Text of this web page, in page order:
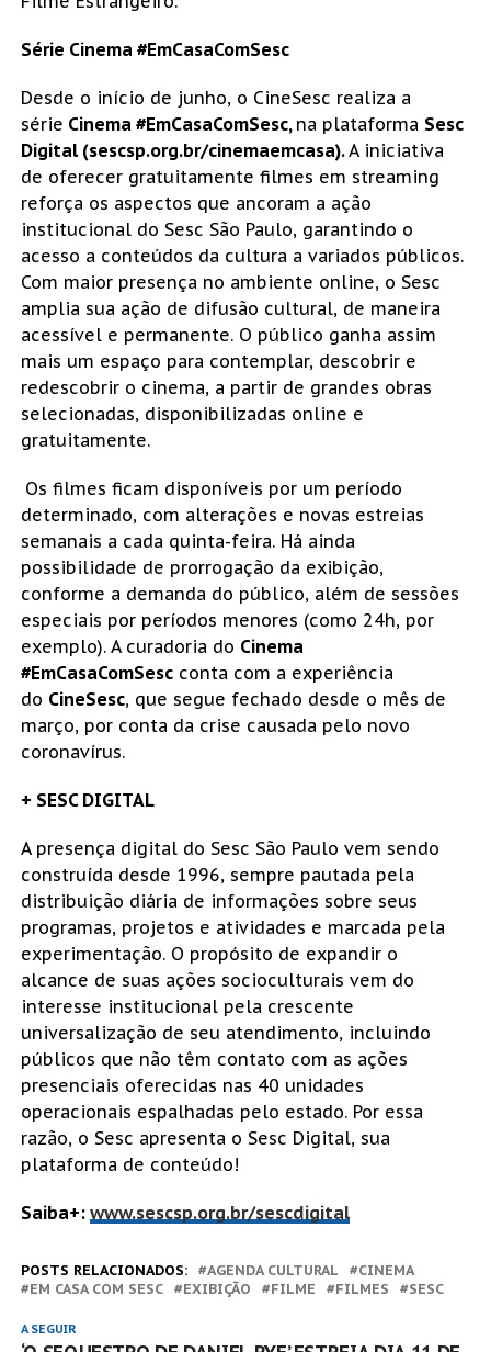
Série Cinema #EmCasaComSesc
Desde o início de junho, o CineSesc realiza a
série Cinema #EmCasaComSesc, na plataforma Sesc
Digital (sescsp.org.br/cinemaemcasa).A iniciativa
de oferecer gratuitamente filmes em streaming
reforça os aspectos que ancoram a ação
institucional do Sesc São Paulo, garantindo o
acesso a conteúdos da cultura a variados públicos.
Com maior presença no ambiente online, o Sesc
amplia sua ação de difusão cultural, de maneira
acessível e permanente. O público ganha assim
mais um espaço para contemplar, descobrir e
redescobrir o cinema, a partir de grandes obras
selecionadas, disponibilizadas online e
gratuitamente.
Os filmes ficam disponíveis por um período
determinado, com alterações e novas estreias
semanais a cada quinta-feira. Há ainda
possibilidade de prorrogação da exibição,
conforme a demanda do público, além de sessões
especiais por períodos menores (como 24h, por
exemplo). A curadoria do Cinema
#EmCasaComSescconta com a experiência
do CineSesc, que segue fechado desde o mês de
março, por conta da crise causada pelo novo
coronavírus.
+ SESC DIGITAL
A presença digital do Sesc São Paulo vem sendo
construída desde 1996, sempre pautada pela
distribuição diária de informações sobre seus
programas, projetos e atividades e marcada pela
experimentação. O propósito de expandir o
alcance de suas ações socioculturais vem do
interesse institucional pela crescente
universalização de seu atendimento, incluindo
públicos que não têm contato com as ações
presenciais oferecidas nas 40 unidades
operacionais espalhadas pelo estado. Por essa
razão, o Sesc apresenta o Sesc Digital, sua
plataforma de conteúdo!
Saiba+: www.sescsp.org.br/sescdigital
POSTS RELACIONADOS: AGENDA CULTURAL
CINEMA
EM CASA COM SESC
EXIBIÇÃO FILME FILMES SESC
A SEGUIR